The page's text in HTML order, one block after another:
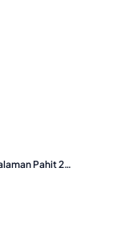
Antonelli Makin Matang, Pengalaman Pahit 2025 Jadi Bekal…